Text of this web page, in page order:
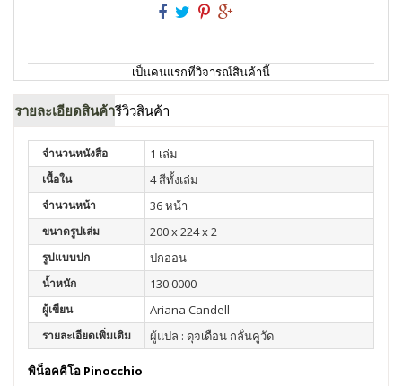
เป็นคนแรกที่วิจารณ์สินค้านี้
รายละเอียดสินค้ารีวิวสินค้า
จำนวนหนังสือ 1 เล่ม
เนื้อใน 4 สีทั้งเล่ม
จำนวนหน้า 36 หน้า
ขนาดรูปเล่ม 200 x 224 x 2
รูปแบบปก ปกอ่อน
น้ำหนัก 130.0000
ผู้เขียน Ariana Candell
รายละเอียดเพิ่มเติม ผู้แปล : ดุจเดือน กลั่นคูวัด
พิน็อคคิโอ Pinocchio